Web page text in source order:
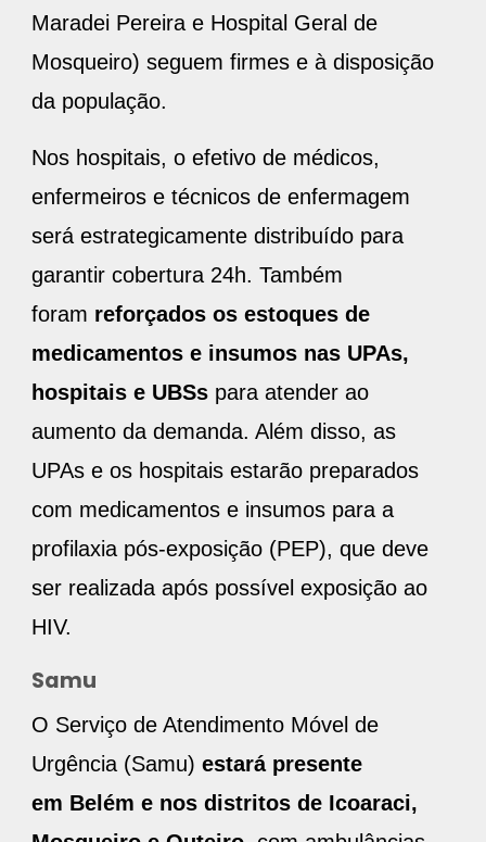
Maradei Pereira e Hospital Geral de
Mosqueiro) seguem firmes e à disposição
da população.
Nos hospitais, o efetivo de médicos,
enfermeiros e técnicos de enfermagem
será estrategicamente distribuído para
garantir cobertura 24h. Também
foram reforçados os estoques de
medicamentos e insumos nas UPAs,
hospitais e UBSs para atender ao
aumento da demanda. Além disso, as
UPAs e os hospitais estarão preparados
com medicamentos e insumos para a
profilaxia pós-exposição (PEP), que deve
ser realizada após possível exposição ao
HIV.
Samu
O Serviço de Atendimento Móvel de
Urgência (Samu) estará presente
em Belém e nos distritos de Icoaraci,